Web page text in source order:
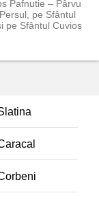
Pafnutie – Pârvu
pe Sfântul
pe Sfântul Cuvios